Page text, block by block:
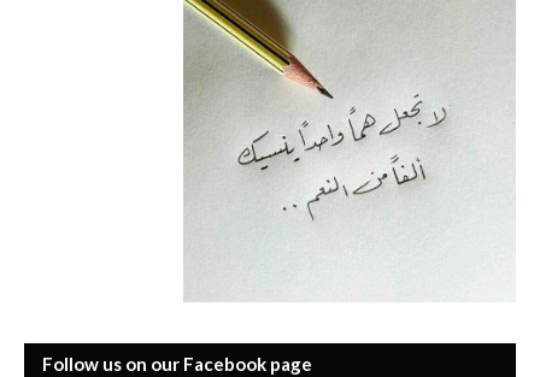
Follow us on our Facebook page